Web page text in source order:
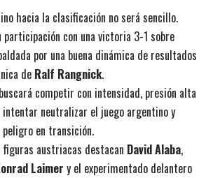
hacia la clasificación no será sencillo.
participación con una victoria 3-1 sobre
por una buena dinámica de resultados
de Ralf Rangnick.
competir con intensidad, presión alta
neutralizar el juego argentino y
en transición.
austriacas destacan David Alaba,
Laimer y el experimentado delantero